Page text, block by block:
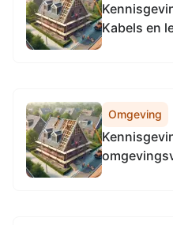
Kabels en
Omgeving